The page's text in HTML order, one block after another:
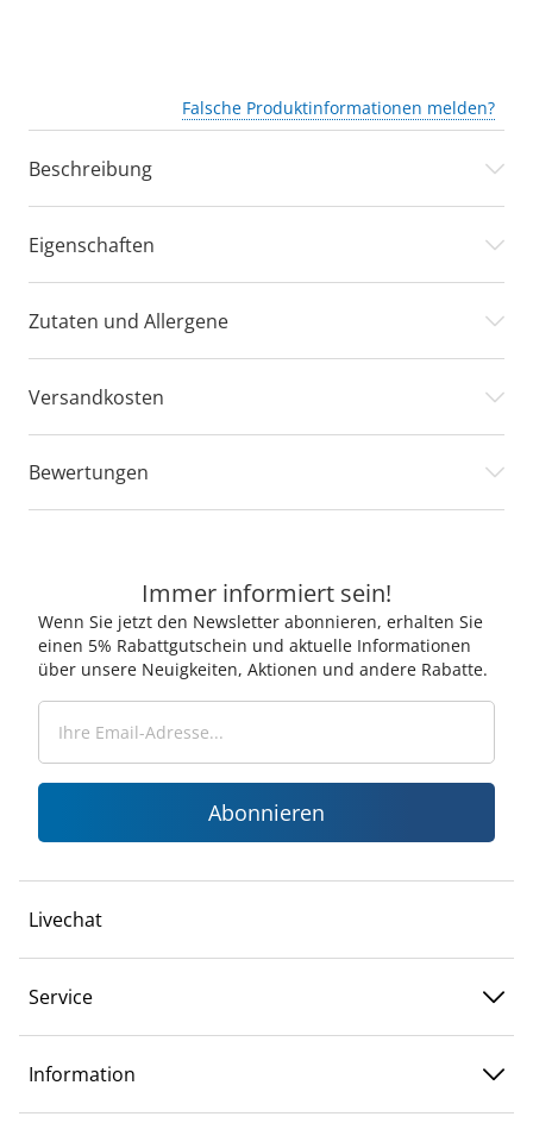
Falsche Produktinformationen melden?
Beschreibung
Eigenschaften
Zutaten und Allergene
Versandkosten
Bewertungen
Immer informiert sein!
Wenn Sie jetzt den Newsletter abonnieren, erhalten Sie
einen 5% Rabattgutschein und aktuelle Informationen
über unsere Neuigkeiten, Aktionen und andere Rabatte.
Abonnieren
Livechat
Service
Information